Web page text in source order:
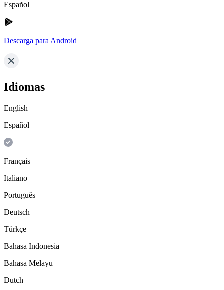
Español
Descarga para Android
Idiomas
English
Español
Français
Italiano
Português
Deutsch
Türkçe
Bahasa Indonesia
Bahasa Melayu
Dutch